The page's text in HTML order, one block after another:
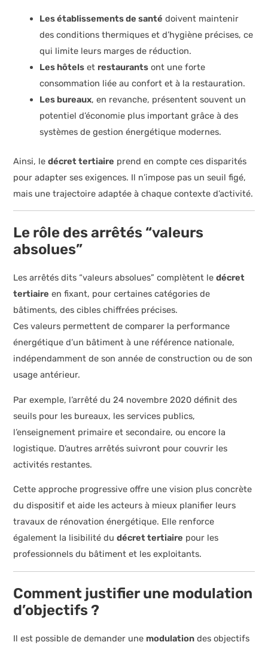
Les établissements de santé doivent maintenir
des conditions thermiques et d’hygiène précises, ce
qui limite leurs marges de réduction.
Les hôtels et restaurants ont une forte
consommation liée au confort et à la restauration.
Les bureaux, en revanche, présentent souvent un
potentiel d’économie plus important grâce à des
systèmes de gestion énergétique modernes.
Ainsi, ledécret tertiaire prend en compte ces disparités
pour adapter ses exigences. Il n’impose pas un seuil figé,
mais une trajectoire adaptée à chaque contexte d’activité.
Le rôle des arrêtés “valeurs
absolues”
Les arrêtés dits “valeurs absolues” complètent ledécret
tertiaire en fixant, pour certaines catégories de
bâtiments, des cibles chiffrées précises.
Ces valeurs permettent de comparer la performance
énergétique d’un bâtiment à une référence nationale,
indépendamment de son année de construction ou de son
usage antérieur.
Par exemple, l’arrêté du 24 novembre 2020 définit des
seuils pour les bureaux, les services publics,
l’enseignement primaire et secondaire, ou encore la
logistique. D’autres arrêtés suivront pour couvrir les
activités restantes.
Cette approche progressive offre une vision plus concrète
du dispositif et aide les acteurs à mieux planifier leurs
travaux de rénovation énergétique. Elle renforce
également la lisibilité dudécret tertiaire pour les
professionnels du bâtiment et les exploitants.
Comment justifier une modulation
d’objectifs ?
Il est possible de demander une modulation des objectifs